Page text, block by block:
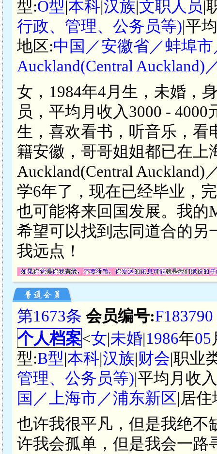
型:O型|本科|汉族|文职人员|
行政、管理、公务员等)|平
地区:中国／安徽省／蚌埠
Auckland(Central Auckland)
女，1984年4月生，未婚，
员，平均月收入3000 -
生，喜欢看书，听音乐，看
籍安徽，哥哥姐姐都已在上
Auckland(Central
学6年了，现在已经毕业，
也可能将来回国发展。我的
希望可以找到志同道合的另
我远点！
第1673条 会员编号:F183790
个人档案<女|未婚|1986年05
型:B型|本科|汉族|财会|职业
管理、公务员等)|平均月收
国／上海市／浦东新区|居住
也许我很平凡，但是我绝不
许我会孤单，但是我会一路